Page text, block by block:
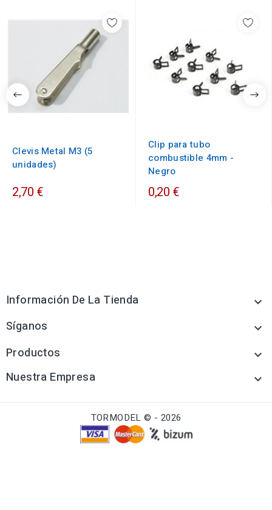
Clevis Metal M3 (5
unidades)
2,70 €
Clip para tubo
combustible 4mm -
Negro
0,20 €
Información De La Tienda 
Síganos 
Productos 
Nuestra Empresa 
TORMODEL © - 2026